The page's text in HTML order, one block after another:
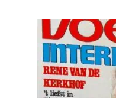
Wie is puntertje
Puntertjes